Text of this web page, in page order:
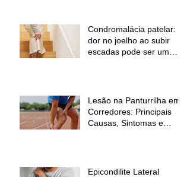
Condromalácia patelar:
dor no joelho ao subir
escadas pode ser um
Lesão na Panturrilha em
Corredores: Principais
Causas, Sintomas e
Epicondilite Lateral